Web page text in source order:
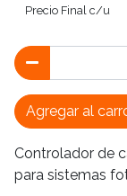
Precio Final c/u
Agregar al
Controlador de
para sistemas